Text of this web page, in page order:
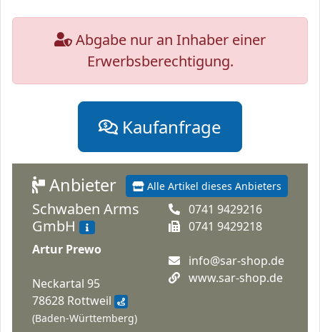
Abgabe nur an Inhaber einer
Erwerbsberechtigung.
Kaufanfrage
Alle Artikel dieses Anbieters
Anbieter
Schwaben Arms
GmbH
Artur Prewo
Neckartal 95
78628 Rottweil
(Baden-Württemberg)
0741 9429216
0741 9429218
info@sar-shop.de
www.sar-shop.de